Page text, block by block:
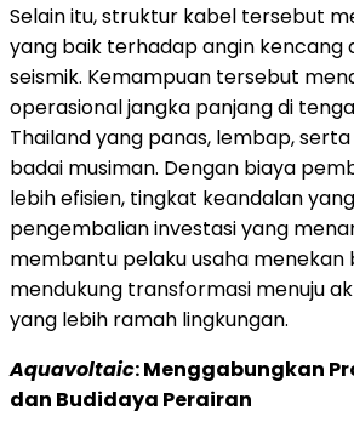
Selain itu, struktur kabel tersebut
yang baik terhadap angin kencang
seismik. Kemampuan tersebut
operasional jangka panjang di
Thailand yang panas, lembap,
badai musiman. Dengan biaya
lebih efisien, tingkat keandalan
pengembalian investasi yang
membantu pelaku usaha menekan
mendukung transformasi menuju
yang lebih ramah lingkungan.
Aquavoltaic: Menggabungkan
dan Budidaya Perairan